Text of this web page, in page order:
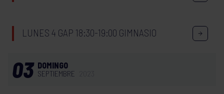
LUNES 4 GAP 18:30-19:00 GIMNASIO
03 DOMINGO
SEPTIEMBRE